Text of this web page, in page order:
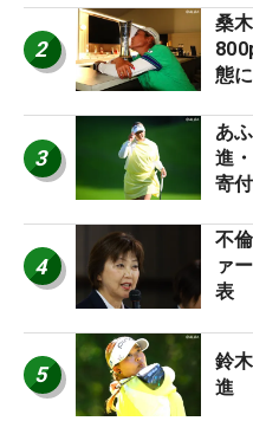
2
桑
態
3
あ
進
寄
4
不
ァ
表
5
鈴
進